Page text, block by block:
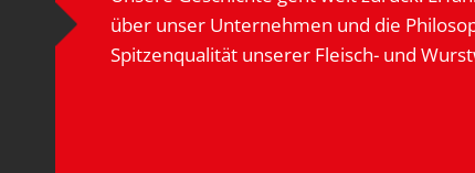
über unser Unternehmen und die
Spitzenqualität unserer Fleisch- und